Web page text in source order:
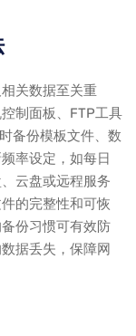
关数据至关重
制面板、FTP工具
备份模板文件、数
率设定，如每日
云盘或远程服务
的完整性和可恢
份习惯可有效防
据丢失，保障网